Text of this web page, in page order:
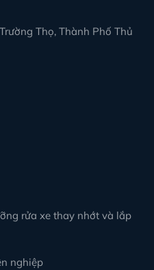
Thọ, Thành Phố Thủ
rửa xe thay nhớt và lắp
nghiệp